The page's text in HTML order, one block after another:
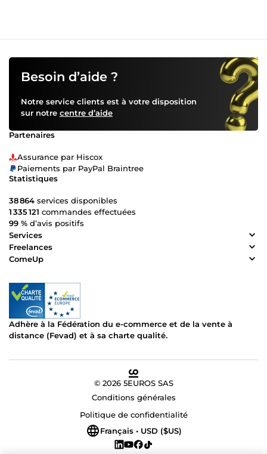
Besoin d’aide ?
Notre service clients est à votre disposition
sur notre centre d’aide
Partenaires
Assurance par Hiscox
Paiements par PayPal Braintree
Statistiques
38 864 services disponibles
1 335 121 commandes effectuées
99 % d’avis positifs
Services
Freelances
ComeUp
Adhère à la Fédération du e-commerce et de la vente à
distance (Fevad) et à sa charte qualité.
© 2026 5EUROS SAS
Conditions générales
Politique de confidentialité
Français • USD ($US)